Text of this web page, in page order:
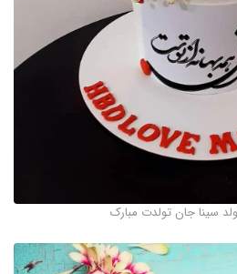
سینا جان تولدت مبارک